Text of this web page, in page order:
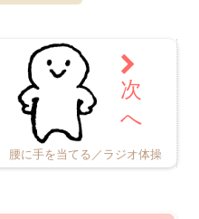
腰に手を当てる／ラジオ体操